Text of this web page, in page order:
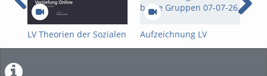
LV Theorien der Sozialen
Arbeit - Vertiefung
Aufzeichnung LV
Sozialmanagement für